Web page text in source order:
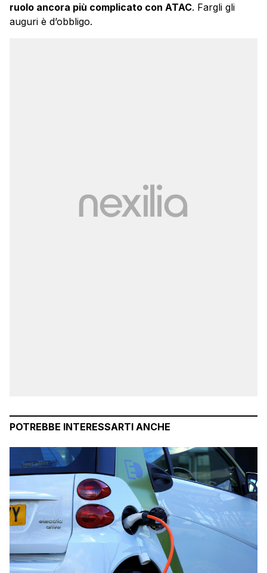
ruolo ancora più complicato con ATAC. Fargli gli
auguri è d’obbligo.
POTREBBE INTERESSARTI ANCHE